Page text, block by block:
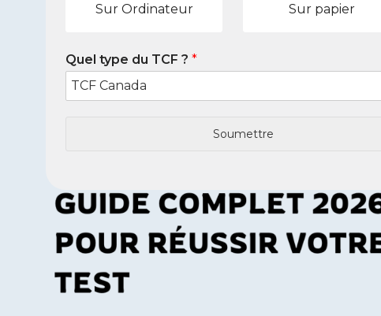
Sur Ordinateur Sur papier
Quel type du TCF ? *
Soumettre